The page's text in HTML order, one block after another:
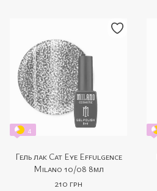
4
Гель лак Cat Eye Effulgence
Milano 10/08 8мл
210 грн